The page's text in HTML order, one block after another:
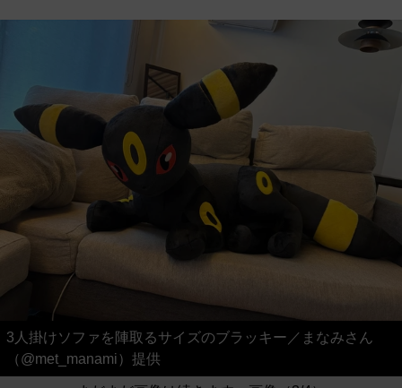
3人掛けソファを陣取るサイズのブラッキー／まなみさん
（@met_manami）提供